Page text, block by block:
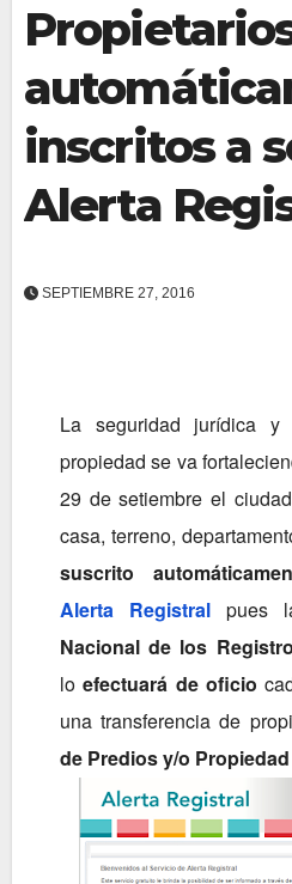
inscritos a
Alerta
SEPTIEMBRE 27, 2016
La seguridad jurídica
propiedad se va
29 de setiembre el
casa, terreno,
suscrito
Alerta Registral pues
Nacional de los
loefectuará de oficio
una transferencia de
de Predios y/o